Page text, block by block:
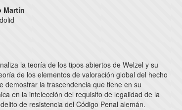
Martín
la teoría de los tipos abiertos de Welzel y su
de los elementos de valoración global del hecho
demostrar la trascendencia que tiene en su
en la intelección del requisito de legalidad de la
de resistencia del Código Penal alemán.